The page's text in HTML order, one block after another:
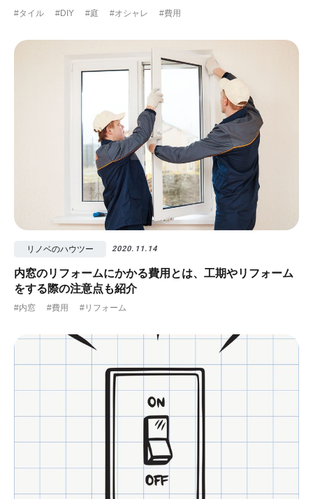
#タイル #DIY #庭 #オシャレ #費用
リノベのハウツー 2020.11.14
内窓のリフォームにかかる費用とは、工期やリフォーム
をする際の注意点も紹介
#内窓 #費用 #リフォーム